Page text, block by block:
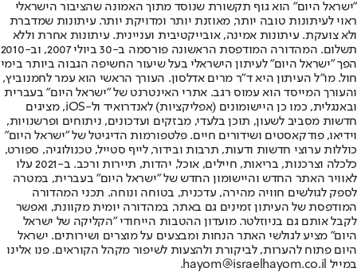
"ישראל היום" הוא גוף תקשורת שנוסד מתוך האמונה שהציבור הישראלי
ראוי לעיתונות טובה יותר, מאוזנת יותר ומדויקת יותר. עיתונות שמדברת
ולא צועקת. עיתונות אמינה, אובייקטיבית ועניינית. עיתונות אחרת וללא
תשלום. המהדורה המודפסת הראשונה פורסמה ב-30 ביולי 2007, וב-2010
הפך "ישראל היום" לעיתון הישראלי בעל שיעור החשיפה הגבוה ביותר בימי
חול. מו"ל העיתון היא ד"ר מרים אדלסון. העורך הראשי הוא עמר לחמנוביץ,
והעורך המייסד הוא עמוס רגב. אתרי האינטרנט של "ישראל היום" בעברית
ובאנגלית, כמו כן היישומונים (אפליקציות) לאנדרואיד ול-iOS, מציגים
חדשות מסביב לשעון, תוכן בלעדי, מבזקים ועדכונים, ניתוחים ופרשנויות,
וידיאו, פודקאסטים ושידורים חיים. פלטפורמות הדיגיטל של "ישראל היום"
כוללות ערוצי חדשות ודעות, תרבות ובידור, לייף סטייל, טכנולוגיה, ספורט,
כלכלה וצרכנות, בריאות, חיילים, אוכל, יהדות, תיירות ורכב. ב-2021 עלו
לאוויר האתר החדש והיישומון החדש של "ישראל היום" בעברית, במטרה
לספק לגולשים חוויה מהירה, עדכנית, בטוחה ונוחה. תכני המהדורה
המודפסת של העיתון זמינים גם באתר, במהדורה יומית מקוונת, ואפשר
לקבל אותם גם בניוזלטר. מועדון ההטבות הייחודי "הקליקה של ישראל
היום" מציע לגולשי האתר הנחות ומבצעים על מוצרים ושירותים. ישראל
היום פתוח להערות, לביקורת ולהצעות לשיפור מקהל הקוראים. פנו אלינו
במייל hayom@israelhayom.co.il.